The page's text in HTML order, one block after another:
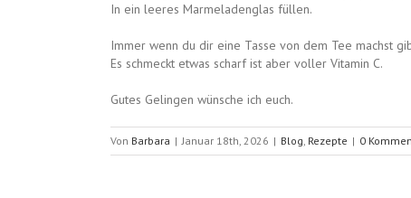
In ein leeres Marmeladenglas füllen.
Immer wenn du dir eine Tasse von dem Tee machst
Es schmeckt etwas scharf ist aber voller Vitamin C.
Gutes Gelingen wünsche ich euch.
Von Barbara | Januar 18th, 2026 | Blog, Rezepte | 0